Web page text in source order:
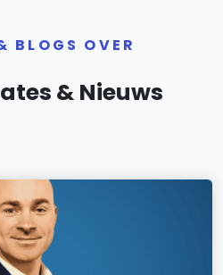
BLOGS OVER
& Nieuws